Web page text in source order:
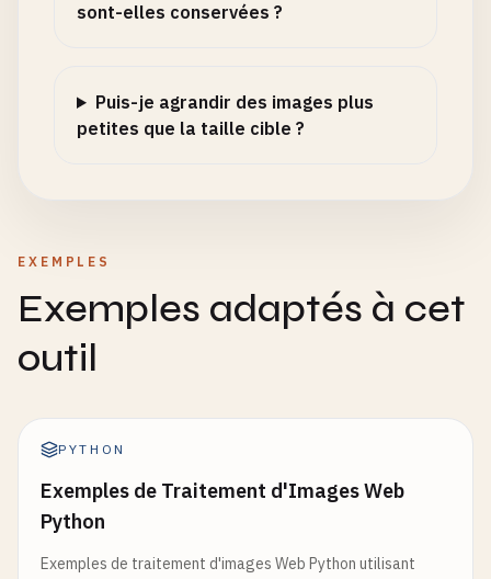
sont-elles conservées ?
Puis-je agrandir des images plus
petites que la taille cible ?
EXEMPLES
Exemples adaptés à cet
outil
PYTHON
Exemples de Traitement d'Images Web
Python
Exemples de traitement d'images Web Python utilisant